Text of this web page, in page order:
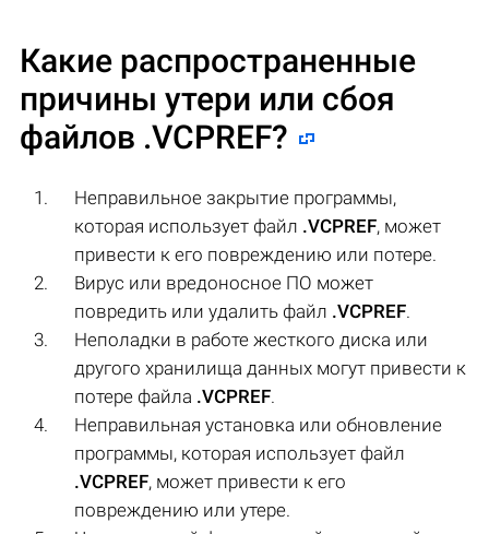
Какие распространенные
причины утери или сбоя
файлов .VCPREF?
Неправильное закрытие программы,
которая использует файл .VCPREF, может
привести к его повреждению или потере.
Вирус или вредоносное ПО может
повредить или удалить файл .VCPREF.
Неполадки в работе жесткого диска или
другого хранилища данных могут привести к
потере файла .VCPREF.
Неправильная установка или обновление
программы, которая использует файл
.VCPREF, может привести к его
повреждению или утере.